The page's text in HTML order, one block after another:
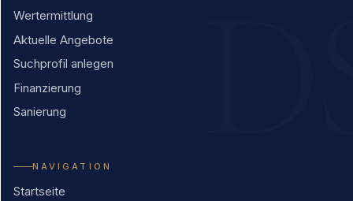
Wertermittlung
Aktuelle Angebote
Suchprofil anlegen
Finanzierung
Sanierung
NAVIGATION
Startseite